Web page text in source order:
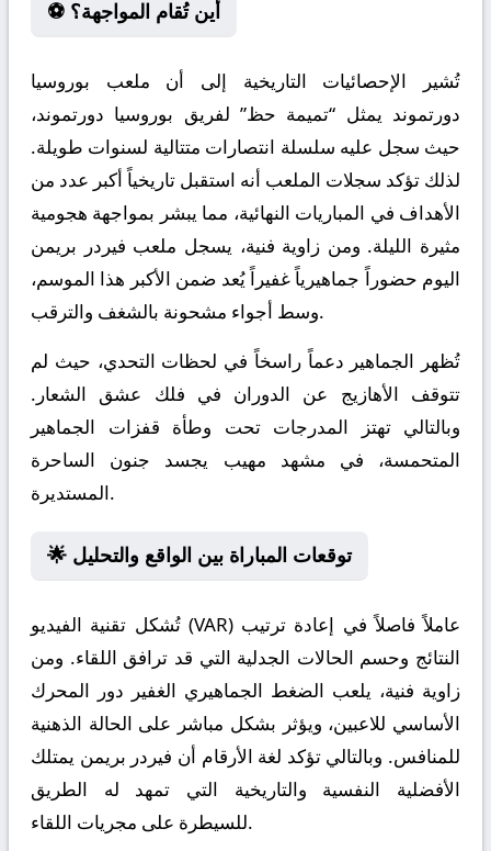
⚽ أين تُقام المواجهة؟
تُشير الإحصائيات التاريخية إلى أن ملعب بوروسيا
دورتموند يمثل “تميمة حظ” لفريق بوروسيا دورتموند،
حيث سجل عليه سلسلة انتصارات متتالية لسنوات طويلة.
لذلك تؤكد سجلات الملعب أنه استقبل تاريخياً أكبر عدد من
الأهداف في المباريات النهائية، مما يبشر بمواجهة هجومية
مثيرة الليلة. ومن زاوية فنية، يسجل ملعب فيردر بريمن
اليوم حضوراً جماهيرياً غفيراً يُعد ضمن الأكبر هذا الموسم،
وسط أجواء مشحونة بالشغف والترقب.
تُظهر الجماهير دعماً راسخاً في لحظات التحدي، حيث لم
تتوقف الأهازيج عن الدوران في فلك عشق الشعار.
وبالتالي تهتز المدرجات تحت وطأة قفزات الجماهير
المتحمسة، في مشهد مهيب يجسد جنون الساحرة
المستديرة.
🌟 توقعات المباراة بين الواقع والتحليل
تُشكل تقنية الفيديو (VAR) عاملاً فاصلاً في إعادة ترتيب
النتائج وحسم الحالات الجدلية التي قد ترافق اللقاء. ومن
زاوية فنية، يلعب الضغط الجماهيري الغفير دور المحرك
الأساسي للاعبين، ويؤثر بشكل مباشر على الحالة الذهنية
للمنافس. وبالتالي تؤكد لغة الأرقام أن فيردر بريمن يمتلك
الأفضلية النفسية والتاريخية التي تمهد له الطريق
للسيطرة على مجريات اللقاء.